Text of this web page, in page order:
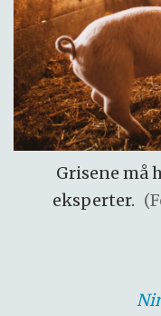
Grisene må
eksperter.